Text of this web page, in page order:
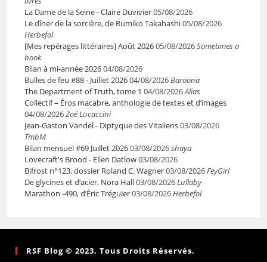
La Dame de la Seine - Claire Duvivier05/08/2026
Le dîner de la sorcière, de Rumiko Takahashi05/08/2026
Herbefol
[Mes repérages littéraires] Août 202605/08/2026Sometimes a
book
Bilan à mi-année 202604/08/2026
Bulles de feu #88 - Juillet 202604/08/2026Baroona
The Department of Truth, tome 1 04/08/2026Alias
Collectif – Éros macabre, anthologie de textes et d’images
04/08/2026Zoé Lucaccini
Jean-Gaston Vandel - Diptyque des Vitaliens03/08/2026
TmbM
Bilan mensuel #69 Juillet 202603/08/2026shaya
Lovecraft's Brood - Ellen Datlow03/08/2026
Bifrost n°123, dossier Roland C. Wagner03/08/2026FeyGirl
De glycines et d’acier, Nora Hall03/08/2026Lullaby
Marathon -490, d’Éric Tréguier03/08/2026Herbefol
RSF Blog © 2023. Tous Droits Réservés.